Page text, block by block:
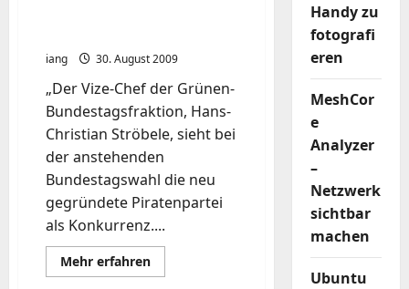
iang 30. August 2009
„Der Vize-Chef der Grünen-
Bundestagsfraktion, Hans-
Christian Ströbele, sieht bei
der anstehenden
Bundestagswahl die neu
gegründete Piratenpartei
als Konkurrenz....
Mehr erfahrenMehr
Informationen
Handy zu
fotografi
eren
MeshCor
e
Analyzer
–
Netzwerk
sichtbar
machen
Ubuntu